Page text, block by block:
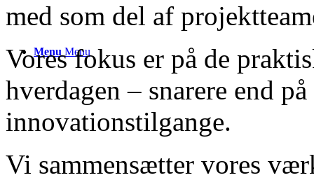
Menu Menu
med som del af
Vores fokus er på de
hverdagen – snarere end
innovationstilgange.
Vi sammensætter vores